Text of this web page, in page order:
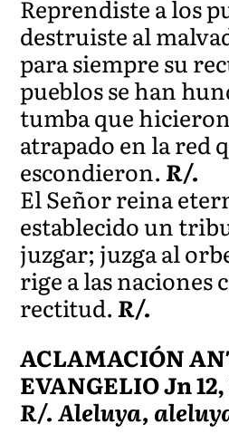
Reprendiste a los
destruiste al
para siempre su
pueblos se han
tumba que
atrapado en la red
escondieron.R/.
El Señor reina
establecido un
juzgar; juzga al
rige a las naciones
rectitud.R/.
ACLAMACIÓN
EVANGELIO Jn 12,
R/. Aleluya,